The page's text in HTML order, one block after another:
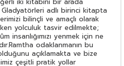
adlı birinci kitapta
bilinçli ve amaçlı olarak
yolculuk tasvir edilmekte;
insanlığımızı yenmek için ne
odaklanmanın bu
açıklamakta ve bize
çeşitli pratik yollar